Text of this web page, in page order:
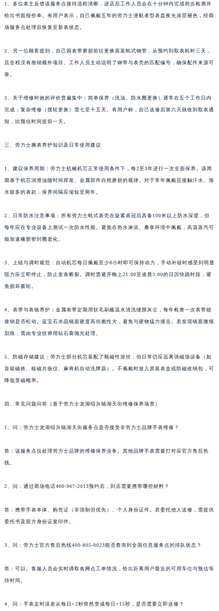
1、多位表主反馈该服务点接待流程清晰，进店后工作人员会在十分钟内完成初步检测并
给出书面报价单。有用户表示，自己佩戴五年的劳力士潜航者型表盘夜光涂层褪色，经商
场服务点处理后恢复至新表状态。
2、另一位顾客提到，自己因表带磨损前往更换原装蚝式钢带，从预约到取表耗时三天，
且全程没有推销额外项目。工作人员主动说明了钢带与表壳的匹配编号，确保配件来源可
靠。
3、关于维修时效的评价普遍集中：简单保养（洗油、防水圈更换）通常在五个工作日内
完成；复杂维修（摆轮更换）需七至十五天。有用户称，自己送修后第六天就收到取表通
知，比预估时间提前一天。
三、劳力士腕表养护知识及日常使用建议
1、建议保养周期：劳力士机械机芯正常使用条件下，每2至3年进行一次全面保养。该周
期基于机芯润滑油随时间挥发、金属部件自然磨损的规律。对于常年佩戴且接触汗水、海
水较多的表款，保养间隔应缩短至两年。
2、日常防水注意事项：所有劳力士蚝式表壳在旋紧表冠后具备100米以上防水深度，但
每年应在专业设备上测试一次防水性能。避免在热水淋浴、桑拿环境中佩戴，高温蒸汽可
能加速橡胶密封圈老化。
3、上链与调时规范：自动机芯每日佩戴至少8小时即可保持动力，手动补链时感受到明显
阻力应立即停止，防止发条断裂。调时需避开晚上21:00至凌晨3:00的日历快跳时段，避
免损坏拨轮。
4、表带与表镜养护：金属表带定期用软毛刷蘸温水清洗缝隙灰尘，每年检查一次表带链
接销是否松动。蓝宝石水晶镜面硬度高但脆性大，避免与硬物猛力撞击。若发现镜面微细
划痕，需由专业技师用钻石膏抛光处理。
5、防磁存储建议：劳力士部分机芯装配了顺磁性游丝，但日常仍应远离强磁场设备（如
音箱磁铁、核磁共振仪、麻将机自动洗牌器）。不佩戴时放入原装表盒或防磁收纳包，可
降低受磁概率。
四、常见问题问答（基于劳力士龙湖绍兴镜湖天街维修保养场景）
1、问：劳力士龙湖绍兴镜湖天街服务点是否接受非劳力士品牌手表维修？
答：该服务点仅处理劳力士品牌的维修保养业务。其他品牌手表需拨打对应官方售后热
线。
2、问：通过商场电话400-967-2013预约后，到店需要携带哪些材料？
答：携带手表本体、购凭证（非强制但优先）、个人身份证件。若委托他人送修，需提供
委托书及双方身份证复印件。
3、问：劳力士官方售后热线400-805-0023能否查询到全国任意服务点的排队状态？
答：可以。客服人员会实时调取各网点工单情况，给出距离用户最近的可用车位与预估等
待时间。
4、问：手表走时误差从每日+2秒突然变成每日+15秒，是否需要立即送修？